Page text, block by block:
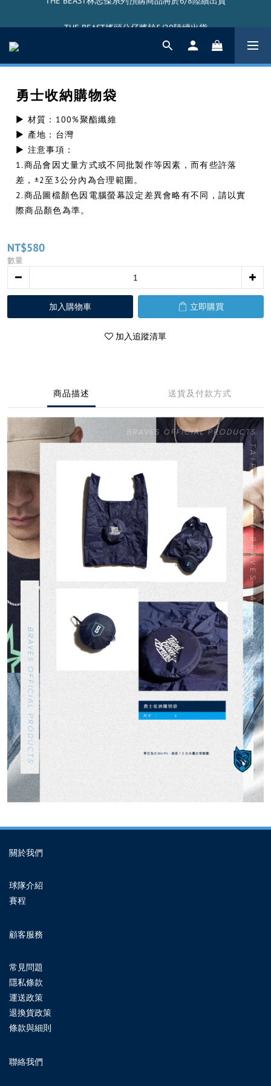
THE BEAST搖頭公仔將於5/20陸續出貨
THE BEAST林志傑系列預購商品將於6/8陸續出貨
勇士收納購物袋
▶ 材質：100%聚酯纖維
▶ 產地：台灣
▶ 注意事項：
1.商品會因丈量方式或不同批製作等因素，而有些許落
差，±2至3公分內為合理範圍。
2.商品圖檔顏色因電腦螢幕設定差異會略有不同，請以實
際商品顏色為準。
NT$580
數量
加入購物車 立即購買
加入追蹤清單
商品描述 送貨及付款方式
關於我們
球隊介紹
賽程
顧客服務
常見問題
隱私條款
運送政策
退換貨政策
條款與細則
聯絡我們